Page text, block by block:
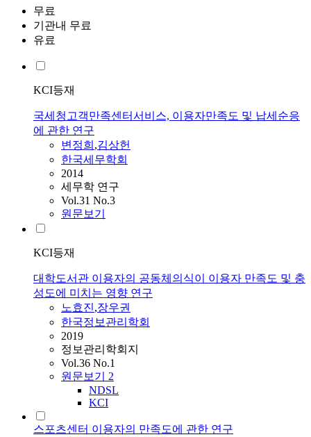
무료
기관내 무료
유료
KCI등재
국세청고객만족센터서비스, 이용자만족도 및 납세순응
에 관한 연구
변정희 ,김상헌
한국세무학회
2014
세무학 연구
Vol.31 No.3
원문보기
KCI등재
대학도서관 이용자의 공동체의식이 이용자 만족도 및 충
성도에 미치는 영향 연구
노효진,장우권
한국정보관리학회
2019
정보관리학회지
Vol.36 No.1
원문보기 2
NDSL
KCI
스포츠센터 이용자의 만족도에 관한 연구